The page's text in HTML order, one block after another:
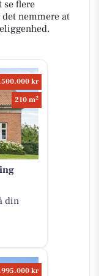
se flere
nemmere at
kr
210 m2
din
kr